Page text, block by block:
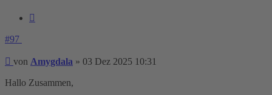
#97
Beitrag
von Amygdala » 03 Dez 2025 10:31
Hallo Zusammen,